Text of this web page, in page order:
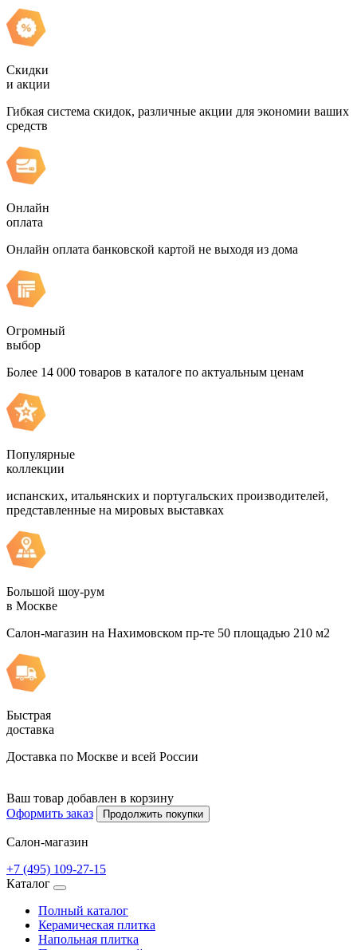
Скидки
и акции
Гибкая система скидок, различные акции для экономии ваших
средств
Онлайн
оплата
Онлайн оплата банковской картой не выходя из дома
Огромный
выбор
Более 14 000 товаров в каталоге по актуальным ценам
Популярные
коллекции
испанских, итальянских и португальских производителей,
представленные на мировых выставках
Большой шоу-рум
в Москве
Салон-магазин на Нахимовском пр-те 50 площадью 210 м2
Быстрая
доставка
Доставка по Москве и всей России
Ваш товар добавлен в корзину
Оформить заказ
Продолжить покупки
Салон-магазин
+7 (495) 109-27-15
Каталог
Полный каталог
Керамическая плитка
Напольная плитка